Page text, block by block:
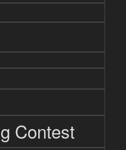
Contest